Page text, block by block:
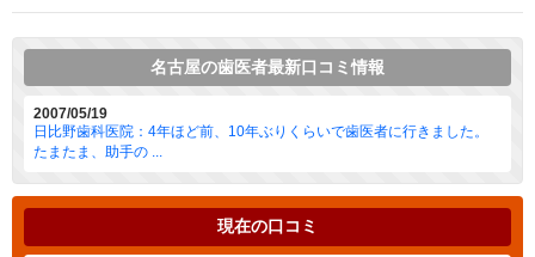
名古屋の歯医者最新口コミ情報
2007/05/19
日比野歯科医院：4年ほど前、10年ぶりくらいで歯医者に行きました。
たまたま、助手の ...
現在の口コミ